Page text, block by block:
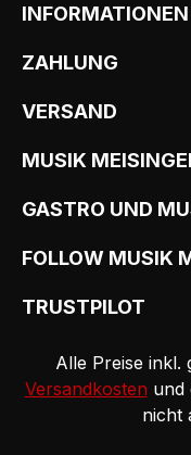
INFORMATIONEN
ZAHLUNG
VERSAND
MUSIK
GASTRO UND
FOLLOW MUSIK
TRUSTPILOT
Alle Preise inkl.
Versandkosten und
nicht